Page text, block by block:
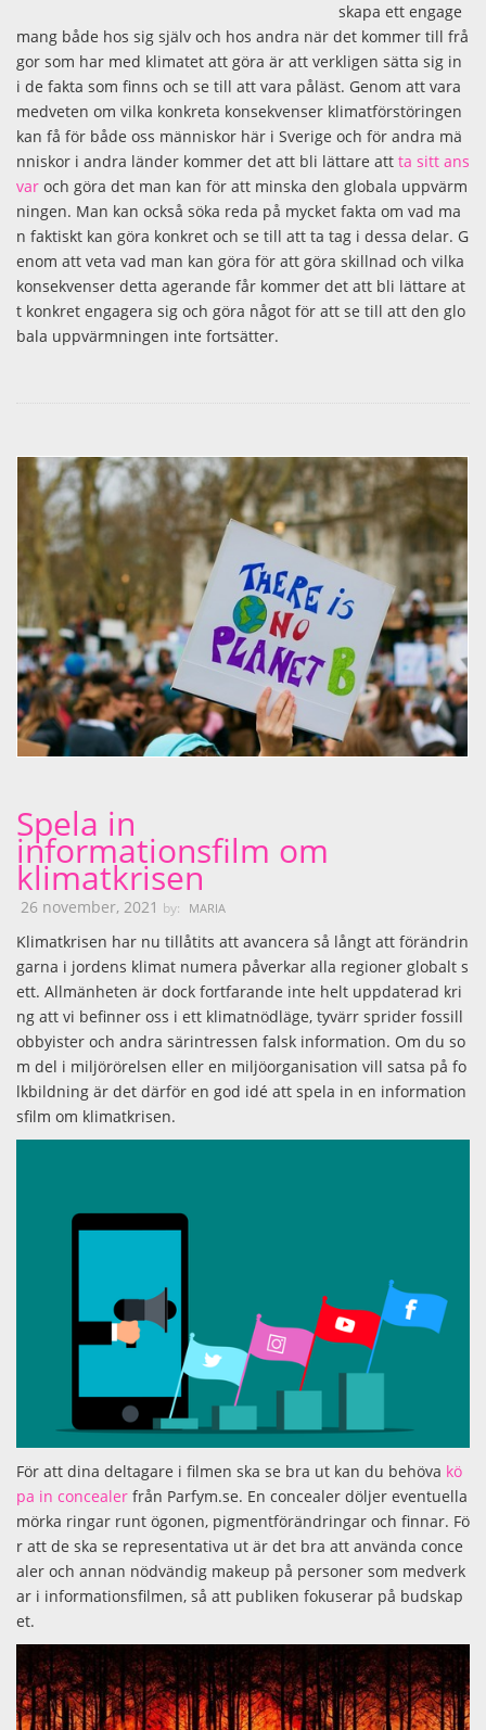
skapa ett engage
mang både hos sig själv och hos andra när det kommer till frå
gor som har med klimatet att göra är att verkligen sätta sig in
i de fakta som finns och se till att vara påläst. Genom att vara
medveten om vilka konkreta konsekvenser klimatförstöringen
kan få för både oss människor här i Sverige och för andra mä
nniskor i andra länder kommer det att bli lättare att ta sitt ans
var och göra det man kan för att minska den globala uppvärm
ningen. Man kan också söka reda på mycket fakta om vad ma
n faktiskt kan göra konkret och se till att ta tag i dessa delar. G
enom att veta vad man kan göra för att göra skillnad och vilka
konsekvenser detta agerande får kommer det att bli lättare at
t konkret engagera sig och göra något för att se till att den glo
bala uppvärmningen inte fortsätter.
Spela in
informationsfilm om
klimatkrisen
26 november, 2021 by: MARIA
Klimatkrisen har nu tillåtits att avancera så långt att förändrin
garna i jordens klimat numera påverkar alla regioner globalt s
ett. Allmänheten är dock fortfarande inte helt uppdaterad kri
ng att vi befinner oss i ett klimatnödläge, tyvärr sprider fossill
obbyister och andra särintressen falsk information. Om du so
m del i miljörörelsen eller en miljöorganisation vill satsa på fo
lkbildning är det därför en god idé att spela in en information
sfilm om klimatkrisen.
För att dina deltagare i filmen ska se bra ut kan du behöva kö
pa in concealer från Parfym.se. En concealer döljer eventuella
mörka ringar runt ögonen, pigmentförändringar och finnar. Fö
r att de ska se representativa ut är det bra att använda conce
aler och annan nödvändig makeup på personer som medverk
ar i informationsfilmen, så att publiken fokuserar på budskap
et.